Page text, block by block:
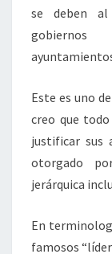
se deben al
Este es uno
creo que
justificar sus
otorgado
jerárquica
En
famosos